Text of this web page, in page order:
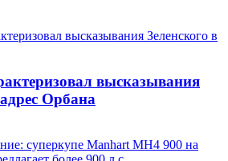
высказывания
Орбана